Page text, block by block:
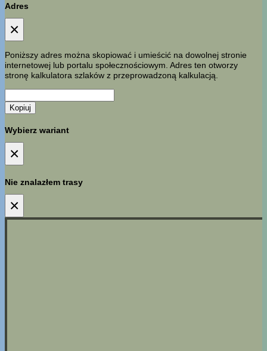
Adres
×
Poniższy adres można skopiować i umieścić na dowolnej stronie
internetowej lub portalu społecznościowym. Adres ten otworzy
stronę kalkulatora szlaków z przeprowadzoną kalkulacją.
Kopiuj
Wybierz wariant
×
Nie znalazłem trasy
×